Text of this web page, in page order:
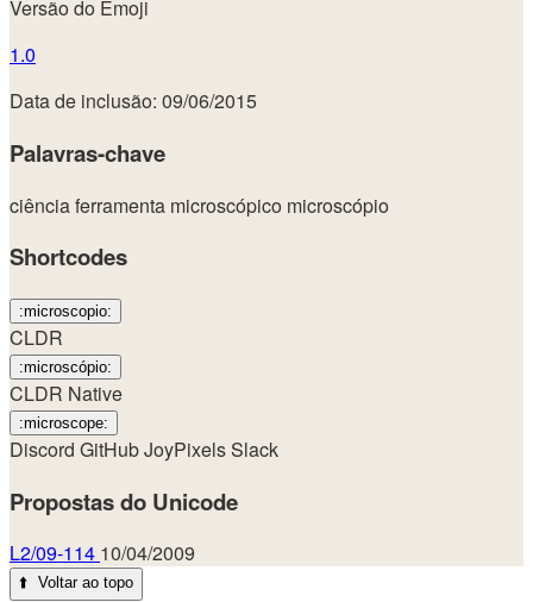
Versão do Emoji
1.0
Data de inclusão: 09/06/2015
Palavras-chave
ciênciaferramenta microscópico microscópio
Shortcodes
:microscopio:
CLDR
:microscópio:
CLDR Native
:microscope:
Discord GitHubJoyPixelsSlack
Propostas do Unicode
L2/09-114 10/04/2009
⬆️ Voltar ao topo